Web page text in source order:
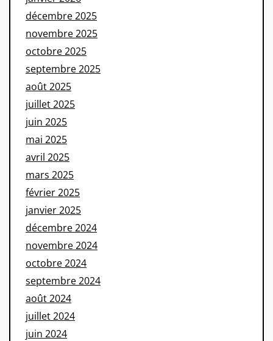
décembre 2025
novembre 2025
octobre 2025
septembre 2025
août 2025
juillet 2025
juin 2025
mai 2025
avril 2025
mars 2025
février 2025
janvier 2025
décembre 2024
novembre 2024
octobre 2024
septembre 2024
août 2024
juillet 2024
juin 2024